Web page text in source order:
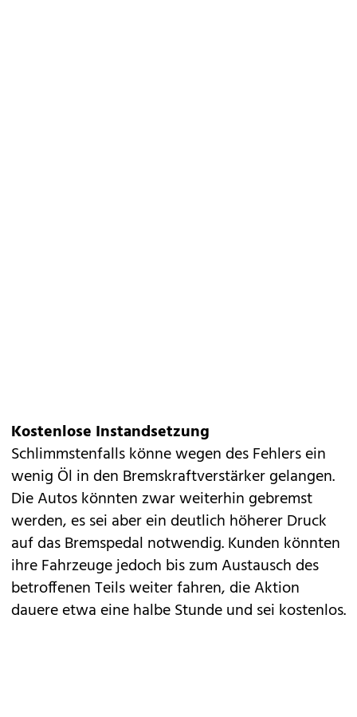
Kostenlose Instandsetzung
Schlimmstenfalls könne wegen des Fehlers ein
wenig Öl in den Bremskraftverstärker gelangen.
Die Autos könnten zwar weiterhin gebremst
werden, es sei aber ein deutlich höherer Druck
auf das Bremspedal notwendig. Kunden könnten
ihre Fahrzeuge jedoch bis zum Austausch des
betroffenen Teils weiter fahren, die Aktion
dauere etwa eine halbe Stunde und sei kostenlos.